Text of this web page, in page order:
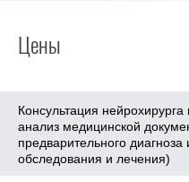
Цены
Консультация
анализ медицинской
предварительного
обследования и лечения)